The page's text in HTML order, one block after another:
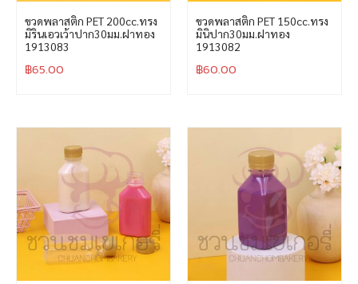
ขวดพลาสติก PET 200cc.ทรง
มิรินเอวเว้าปาก30มม.ฝาทอง
1913083
฿65.00
ขวดพลาสติก PET 150cc.ทรง
มินิปาก30มม.ฝาทอง
1913082
฿60.00